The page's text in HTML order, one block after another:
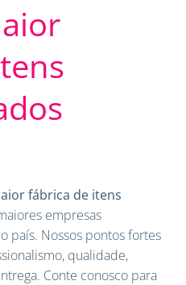
fábrica de itens
empresas
país. Nossos pontos fortes
qualidade,
Conte conosco para